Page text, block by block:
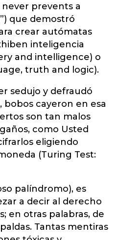
never prevents a
que demostró
crear autómatas
inteligencia
and intelligence) o
truth and logic).
sedujo y defraudó
bobos cayeron en esa
son tan malos
como Usted
eligiendo
(Turing Test:
palíndromo), es
a decir al derecho
en otras palabras, de
Tantas mentiras